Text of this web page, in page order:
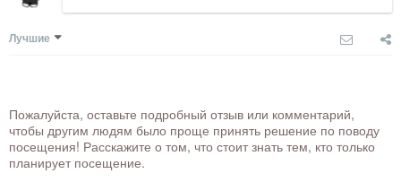
Лучшие
Пожалуйста, оставьте подробный отзыв или комментарий,
чтобы другим людям было проще принять решение по поводу
посещения! Расскажите о том, что стоит знать тем, кто только
планирует посещение.